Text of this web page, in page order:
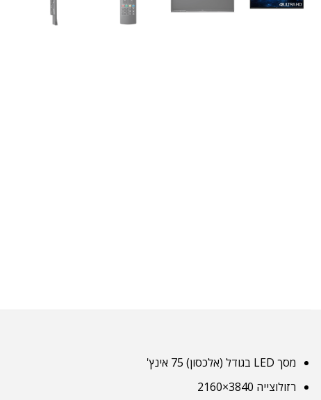
מסך LED בגודל (אלכסון) 75 אינץ'
רזולוצייה 3840×2160